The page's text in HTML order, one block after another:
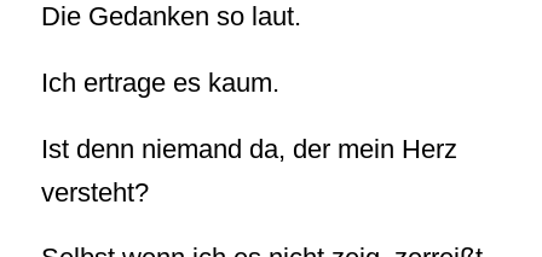
Die Gedanken so laut.
Ich ertrage es kaum.
Ist denn niemand da, der mein Herz
versteht?